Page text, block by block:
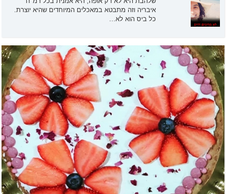
איבריה וזה מתבטא במאכלים המיוחדים שהיא יוצרת.
כל ביס הוא לא…